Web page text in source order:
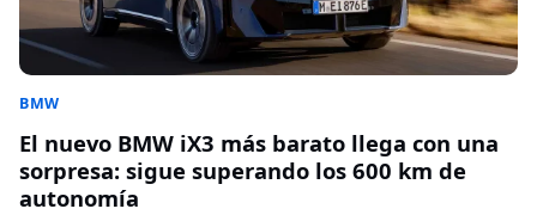
BMW
El nuevo BMW iX3 más barato llega con una
sorpresa: sigue superando los 600 km de
autonomía